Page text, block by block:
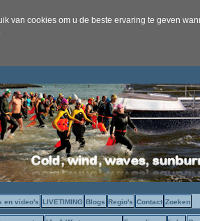
van cookies om u de beste ervaring te geven
en video's LIVETIMING Blogs Regio's Contact Zoeken